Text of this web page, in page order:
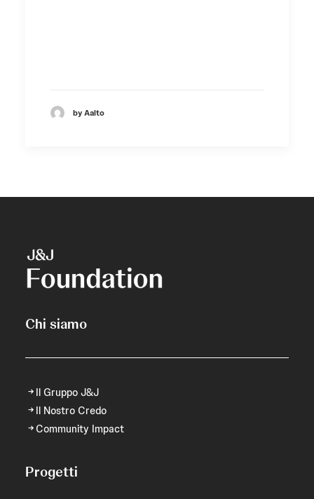
by Aalto
Chi siamo
Il Gruppo J&J
Il Nostro Credo
Community Impact
Progetti